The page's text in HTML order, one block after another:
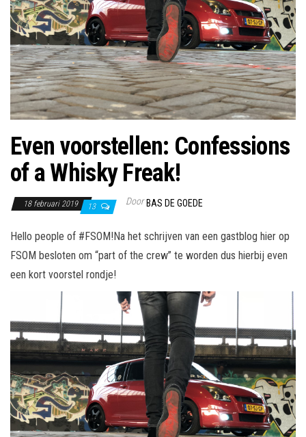
Even voorstellen: Confessions
of a Whisky Freak!
18 februari 2019 13 Door BAS DE GOEDE
Hello people of #FSOM!Na het schrijven van een gastblog hier op
FSOM besloten om “part of the crew” te worden dus hierbij even
een kort voorstel rondje!